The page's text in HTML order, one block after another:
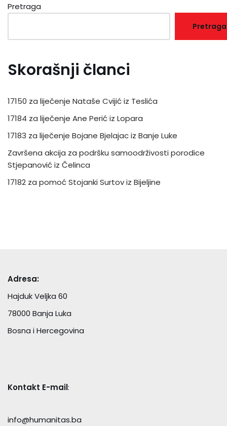
Pretraga
Pretraga
Skorašnji članci
17150 za liječenje Nataše Cvijić iz Teslića
17184 za liječenje Ane Perić iz Lopara
17183 za liječenje Bojane Bjelajac iz Banje Luke
Završena akcija za podršku samoodrživosti porodice
Stjepanović iz Čelinca
17182 za pomoć Stojanki Surtov iz Bijeljine
Adresa:
Hajduk Veljka 60
78000 Banja Luka
Bosna i Hercegovina
Kontakt E-mail:
info@humanitas.ba